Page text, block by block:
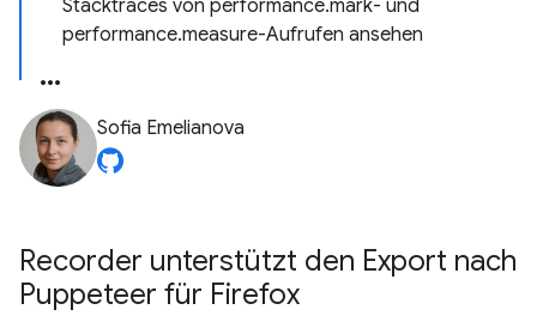
Stacktraces von performance.mark- und
performance.measure-Aufrufen ansehen
Sofia Emelianova
Recorder unterstützt den Export nach
Puppeteer für Firefox